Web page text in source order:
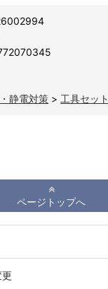
静電対策 > 工具セット
ページトップへ